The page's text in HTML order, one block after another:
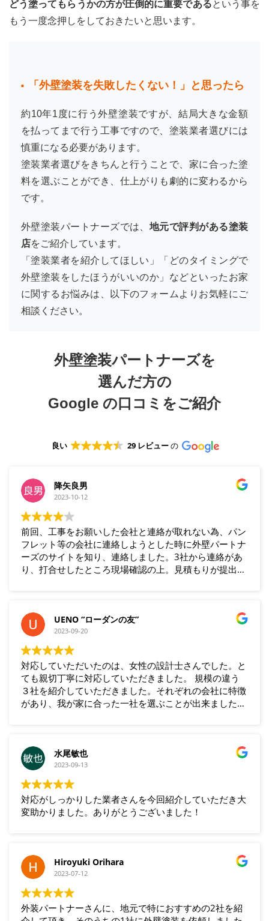
どう塗ってもらうかの方が圧倒的に重要であるという事を
もう一度念押しをしておきたいと思います。
「外壁塗装を失敗したくない！」と思ったら
約10年1度に行う外壁塗装ですが、結局大きな金額
を払ってまで行う工事ですので、塗装業者選びには
慎重になる必要があります。
塗装業者選びをきちんと行うことで、家に合った塗
料を選ぶことができ、仕上がりも劇的に変わるから
です。
外壁塗装パートナーズでは、 地元で評判がある塗装
店をご紹介しています。
「塗装業者を紹介してほしい」「どのタイミングで
外壁塗装をしたほうがいいのか」などといったお家
に関するお悩みは、以下のフォームよりお気軽にご
相談ください。
外壁塗装パートナーズを
選んだ方の
Google の口コミをご紹介
良い 29 レビューの
降矢良男
2023-10-12
前回、工事をお願いした会社と連絡が取れない為、パン
フレット等の会社に連絡しようとした時に外壁パートナ
ーズのサイトを知り、連絡しました。3社から連絡があ
り、打合せしたところ現場確認の上。見積もりが提出さ
UENO “ローダンの友”
2023-09-20
対応していただいたのは、女性の設計士さんでした。と
ても親切丁寧に対応していただきました。 規模の違う
３社を紹介していただきました。それぞれの会社に特徴
があり、我が家に合った一社を選ぶことが出来ました。
水尾敏也
2023-09-13
対応がしっかりした業者さんを今回紹介していただき大
変助かりました。ありがとうございました！
Hiroyuki Orihara
2023-07-12
外装パートナーさんに、地元で特におすすめの2社を紹